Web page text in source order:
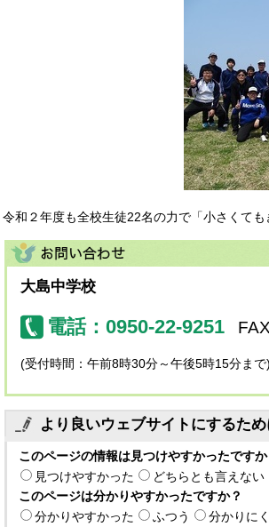
令和２年度も全校生徒22名の力で「小さくても
大島中学校
電話：0950-22-9251
(受付時間：午前8時30分～午後5時15分まで)
より良いウェブサイトにするた
このページの情報は見つけやすかったですか
見つけやすかった
どちらとも言えない
このページは分かりやすかったですか？
分かりやすかった
ふつう
分かりに